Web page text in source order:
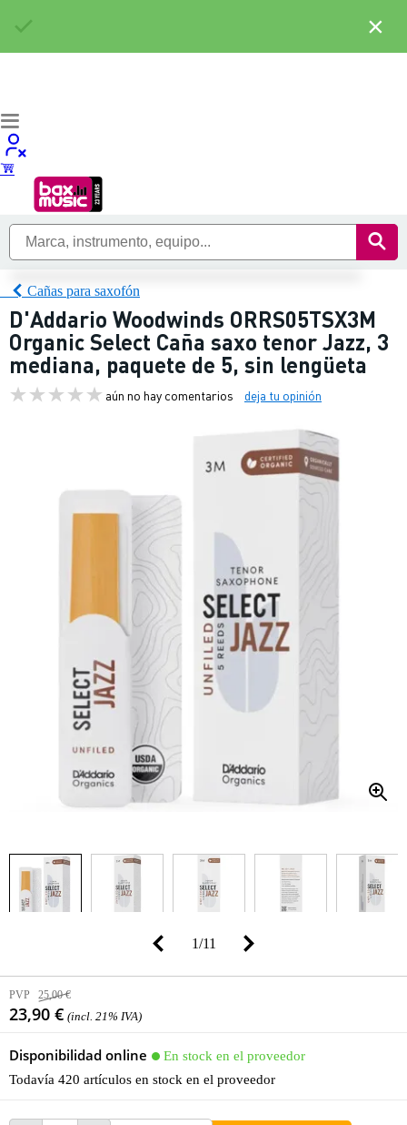
Cañas para saxofón
D'Addario Woodwinds ORRS05TSX3M
Organic Select Caña saxo tenor Jazz, 3
mediana, paquete de 5, sin lengüeta
aún no hay comentarios deja tu opinión
1/11
PVP 25,00 €
23,90 € (incl. 21% IVA)
Disponibilidad online
En stock en el proveedor
Todavía 420 artículos en stock en el proveedor
×